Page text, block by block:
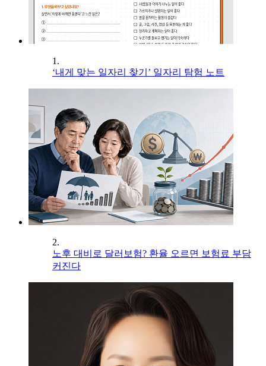
1.
‘내게 맞는 일자리 찾기’ 일자리 탐험 노트
2.
노후 대비로 달러보험? 환율 오르면 보험료 부담
커진다